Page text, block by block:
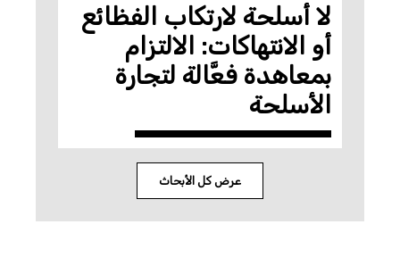
لا أسلحة لارتكاب الفظائع
أو الانتهاكات: الالتزام
بمعاهدة فعَّالة لتجارة
الأسلحة
عرض كل الأبحاث